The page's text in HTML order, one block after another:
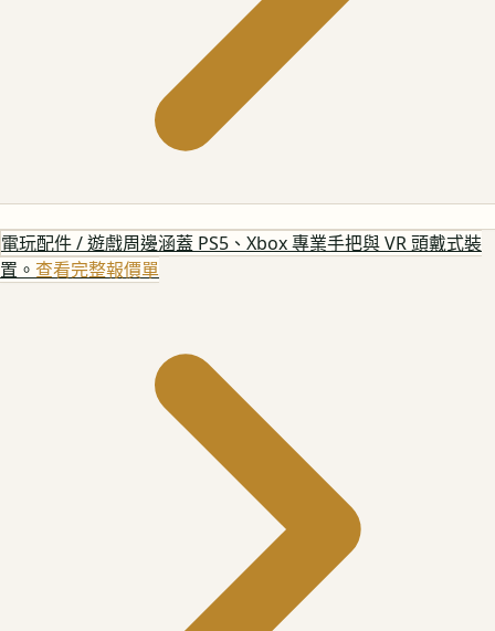
電玩配件 / 遊戲周邊涵蓋 PS5、Xbox 專業手把與 VR 頭戴式裝
置。 查看完整報價單